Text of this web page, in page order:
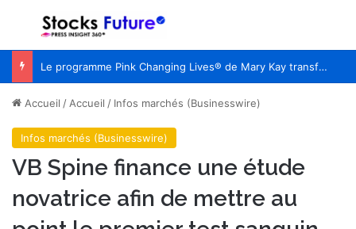
Menu
Le programme Pink Changing Lives® de Mary Kay transforme une cause en un impact mesurable pour les femmes du monde entier
Accueil /Accueil / Infos marchés (Businesswire)
Infos marchés (Businesswire)
VB Spine finance une étude
novatrice afin de mettre au